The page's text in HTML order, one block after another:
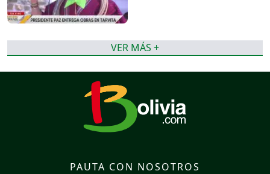
VER MÁS +
PAUTA CON NOSOTROS